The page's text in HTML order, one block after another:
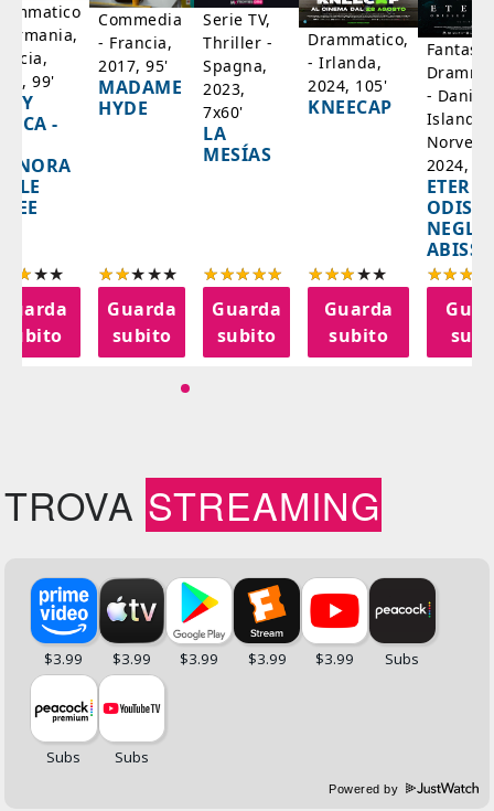
99'
-
subito
Commedia
- Francia,
2017, 95'
MADAME
HYDE
Guarda
subito
Serie TV,
Thriller -
Spagna,
2023,
7x60'
LA
MESÍAS
Guarda
subito
Drammatico,
- Irlanda,
2024, 105'
KNEECAP
Guarda
subito
-
Islanda,
2024,
NEGLI
ABISSI
TROVA STREAMING
Powered by